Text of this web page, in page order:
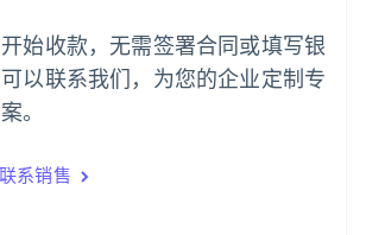
始收款，无需签署合同或填写银
以联系我们，为您的企业定制专
。
联系销售